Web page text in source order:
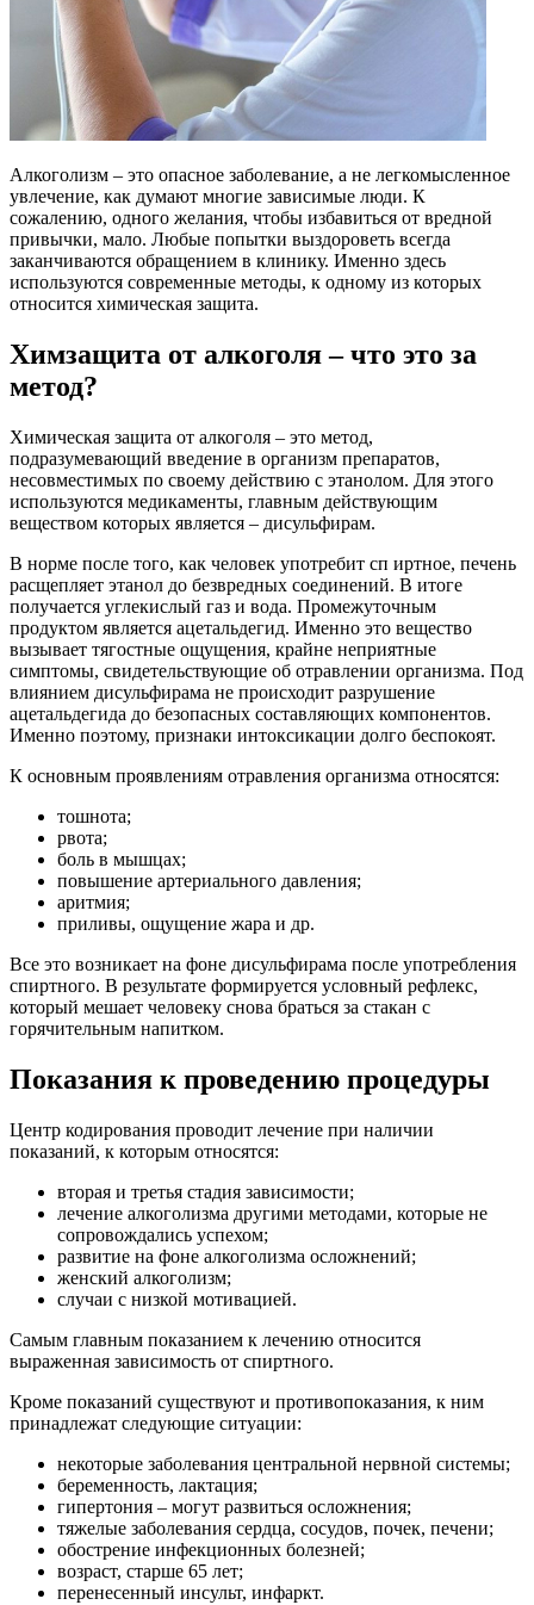
Алкоголизм – это опасное заболевание, а не легкомысленное
увлечение, как думают многие зависимые люди. К
сожалению, одного желания, чтобы избавиться от вредной
привычки, мало. Любые попытки выздороветь всегда
заканчиваются обращением в клинику. Именно здесь
используются современные методы, к одному из которых
относится химическая защита.
Химзащита от алкоголя – что это за
метод?
Химическая защита от алкоголя – это метод,
подразумевающий введение в организм препаратов,
несовместимых по своему действию с этанолом. Для этого
используются медикаменты, главным действующим
веществом которых является – дисульфирам.
В норме после того, как человек употребит сп иртное, печень
расщепляет этанол до безвредных соединений. В итоге
получается углекислый газ и вода. Промежуточным
продуктом является ацетальдегид. Именно это вещество
вызывает тягостные ощущения, крайне неприятные
симптомы, свидетельствующие об отравлении организма. Под
влиянием дисульфирама не происходит разрушение
ацетальдегида до безопасных составляющих компонентов.
Именно поэтому, признаки интоксикации долго беспокоят.
К основным проявлениям отравления организма относятся:
тошнота;
рвота;
боль в мышцах;
повышение артериального давления;
аритмия;
приливы, ощущение жара и др.
Все это возникает на фоне дисульфирама после употребления
спиртного. В результате формируется условный рефлекс,
который мешает человеку снова браться за стакан с
горячительным напитком.
Показания к проведению процедуры
Центр кодирования проводит лечение при наличии
показаний, к которым относятся:
вторая и третья стадия зависимости;
лечение алкоголизма другими методами, которые не
сопровождались успехом;
развитие на фоне алкоголизма осложнений;
женский алкоголизм;
случаи с низкой мотивацией.
Самым главным показанием к лечению относится
выраженная зависимость от спиртного.
Кроме показаний существуют и противопоказания, к ним
принадлежат следующие ситуации:
некоторые заболевания центральной нервной системы;
беременность, лактация;
гипертония – могут развиться осложнения;
тяжелые заболевания сердца, сосудов, почек, печени;
обострение инфекционных болезней;
возраст, старше 65 лет;
перенесенный инсульт, инфаркт.